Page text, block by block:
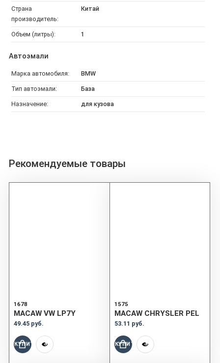
Страна
производитель:
Китай
Объем (литры): 1
Автоэмали
Марка автомобиля: BMW
Тип автоэмали: База
Назначение: для кузова
Рекомендуемые товары
1678
MACAW VW LP7Y
49.45 руб.
КУПИТЬ
1575
MACAW CHRYSLER PEL
53.11 руб.
КУПИТЬ